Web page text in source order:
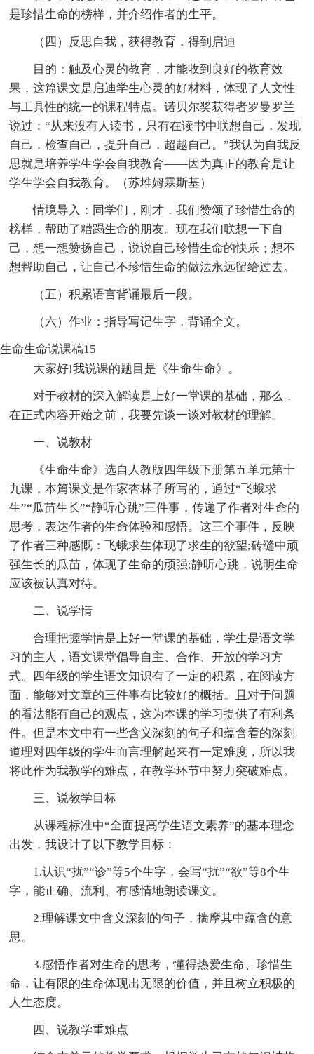
是珍惜生命的榜样，并介绍作者的生平。
（四）反思自我，获得教育，得到启迪
目的：触及心灵的教育，才能收到良好的教育效
果，这篇课文是启迪学生心灵的好材料，体现了人文性
与工具性的统一的课程特点。诺贝尔奖获得者罗曼罗兰
说过：“从来没有人读书，只有在读书中联想自己，发现
自己，检查自己，提升自己，超越自己。”我认为自我反
思就是培养学生学会自我教育——因为真正的教育是让
学生学会自我教育。（苏堆姆霖斯基）
情境导入：同学们，刚才，我们赞颂了珍惜生命的
榜样，帮助了糟蹋生命的朋友。现在我们联想一下自
己，想一想赞扬自己，说说自己珍惜生命的快乐；想不
想帮助自己，让自己不珍惜生命的做法永远留给过去。
（五）积累语言背诵最后一段。
（六）作业：指导写记生字，背诵全文。
生命生命说课稿15
大家好!我说课的题目是《生命生命》。
对于教材的深入解读是上好一堂课的基础，那么，
在正式内容开始之前，我要先谈一谈对教材的理解。
一、说教材
《生命生命》选自人教版四年级下册第五单元第十
九课，本篇课文是作家杏林子所写的，通过“飞蛾求
生”“瓜苗生长”“静听心跳”三件事，传递了作者对生命的
思考，表达作者的生命体验和感悟。这三个事件，反映
了作者三种感慨：飞蛾求生体现了求生的欲望;砖缝中顽
强生长的瓜苗，体现了生命的顽强;静听心跳，说明生命
应该被认真对待。
二、说学情
合理把握学情是上好一堂课的基础，学生是语文学
习的主人，语文课堂倡导自主、合作、开放的学习方
式。四年级的学生语文知识有了一定的积累，在阅读方
面，能够对文章的三件事有比较好的概括。且对于问题
的看法能有自己的观点，这为本课的学习提供了有利条
件。但是本文中有一些含义深刻的句子和蕴含着的深刻
道理对四年级的学生而言理解起来有一定难度，所以我
将此作为我教学的难点，在教学环节中努力突破难点。
三、说教学目标
从课程标准中“全面提高学生语文素养”的基本理念
出发，我设计了以下教学目标：
1.认识“扰”“诊”等5个生字，会写“扰”“欲”等8个生
字，能正确、流利、有感情地朗读课文。
2.理解课文中含义深刻的句子，揣摩其中蕴含的意
思。
3.感悟作者对生命的思考，懂得热爱生命、珍惜生
命，让有限的生命体现出无限的价值，并且树立积极的
人生态度。
四、说教学重难点